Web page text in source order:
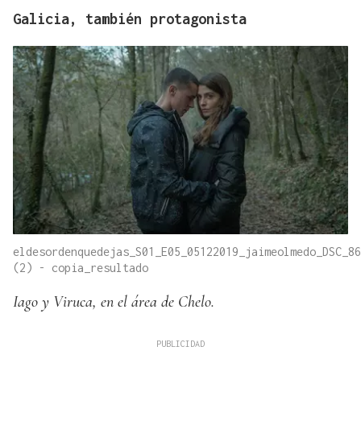
Galicia, también protagonista
(2) - copia_resultado
Iago y Viruca, en el área de Chelo.